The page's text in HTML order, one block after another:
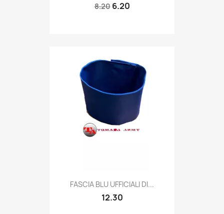
8.20 6.20
Quick view
FASCIA BLU UFFICIALI DI...
12.30